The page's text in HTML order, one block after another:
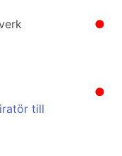
●
●
till